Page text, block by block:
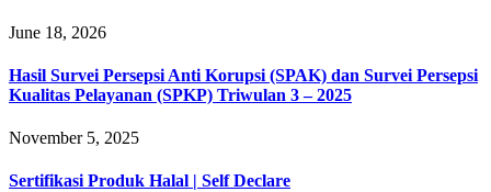
June 18, 2026
Hasil Survei Persepsi Anti Korupsi (SPAK) dan Survei Persepsi
Kualitas Pelayanan (SPKP) Triwulan 3 – 2025
November 5, 2025
Sertifikasi Produk Halal | Self Declare